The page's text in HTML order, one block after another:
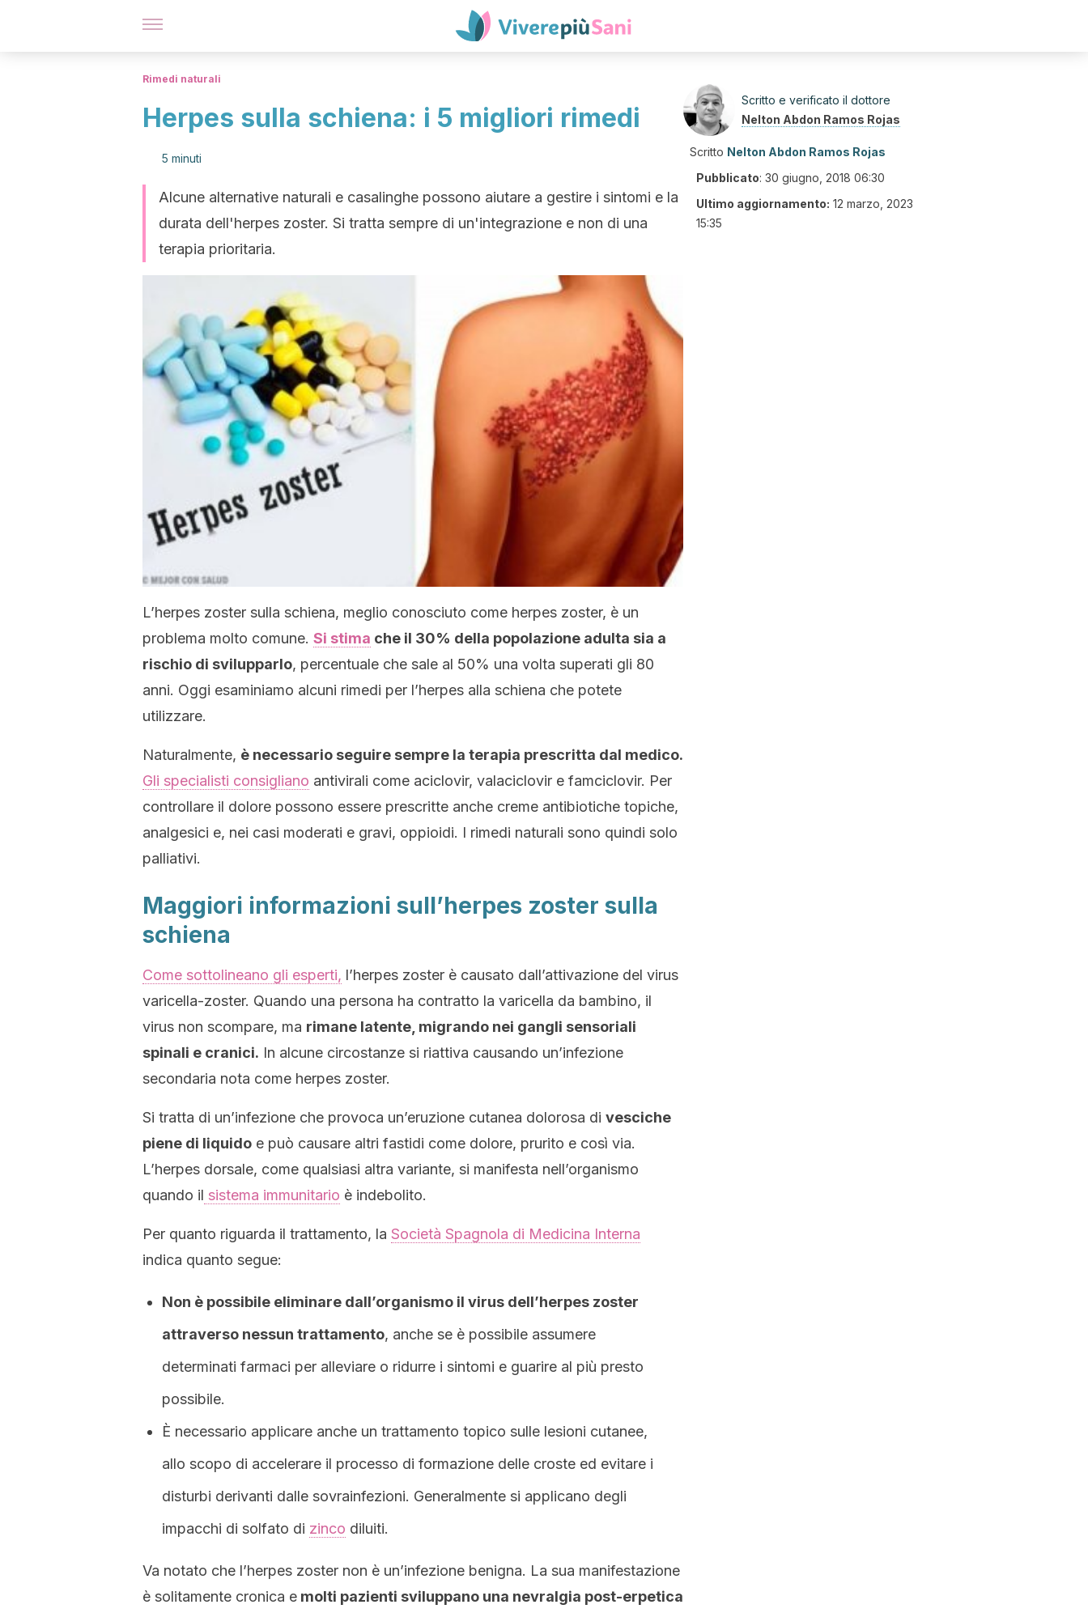
Rimedi naturali
Herpes sulla schiena: i 5 migliori rimedi
5 minuti
Alcune alternative naturali e casalinghe possono aiutare a gestire i sintomi e la
durata dell'herpes zoster. Si tratta sempre di un'integrazione e non di una
terapia prioritaria.
L’herpes zoster sulla schiena, meglio conosciuto come herpes zoster, è un
problema molto comune. Si stima che il 30% della popolazione adulta sia a
rischio di svilupparlo, percentuale che sale al 50% una volta superati gli 80
anni. Oggi esaminiamo alcuni rimedi per l’herpes alla schiena che potete
utilizzare.
Naturalmente, è necessario seguire sempre la terapia prescritta dal medico.
Gli specialisti consigliano antivirali come aciclovir, valaciclovir e famciclovir. Per
controllare il dolore possono essere prescritte anche creme antibiotiche topiche,
analgesici e, nei casi moderati e gravi, oppioidi. I rimedi naturali sono quindi solo
palliativi.
Maggiori informazioni sull’herpes zoster sulla
schiena
Come sottolineano gli esperti, l’herpes zoster è causato dall’attivazione del virus
varicella-zoster. Quando una persona ha contratto la varicella da bambino, il
virus non scompare, ma rimane latente, migrando nei gangli sensoriali
spinali e cranici. In alcune circostanze si riattiva causando un’infezione
secondaria nota come herpes zoster.
Si tratta di un’infezione che provoca un’eruzione cutanea dolorosa di vesciche
piene di liquido e può causare altri fastidi come dolore, prurito e così via.
L’herpes dorsale, come qualsiasi altra variante, si manifesta nell’organismo
quando il sistema immunitario è indebolito.
Per quanto riguarda il trattamento, la Società Spagnola di Medicina Interna
indica quanto segue:
Non è possibile eliminare dall’organismo il virus dell’herpes zoster
attraverso nessun trattamento, anche se è possibile assumere
determinati farmaci per alleviare o ridurre i sintomi e guarire al più presto
possibile.
È necessario applicare anche un trattamento topico sulle lesioni cutanee,
allo scopo di accelerare il processo di formazione delle croste ed evitare i
disturbi derivanti dalle sovrainfezioni. Generalmente si applicano degli
impacchi di solfato di zinco diluiti.
Va notato che l’herpes zoster non è un’infezione benigna. La sua manifestazione
è solitamente cronica e molti pazienti sviluppano una nevralgia post-erpetica
Scritto e verificato il dottore
Nelton Abdon Ramos Rojas
Scritto Nelton Abdon Ramos Rojas
Pubblicato: 30 giugno, 2018 06:30
Ultimo aggiornamento: 12 marzo, 2023
15:35